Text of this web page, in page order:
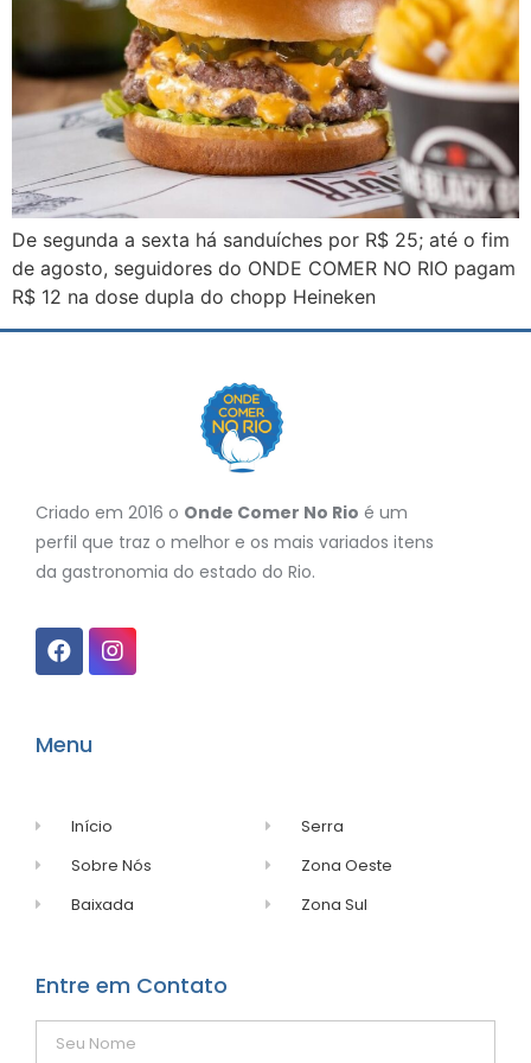
De segunda a sexta há sanduíches por R$ 25; até o fim
de agosto, seguidores do ONDE COMER NO RIO pagam
R$ 12 na dose dupla do chopp Heineken
Criado em 2016 o Onde Comer No Rio é um
perfil que traz o melhor e os mais variados itens
da gastronomia do estado do Rio.
Menu
Início
Sobre Nós
Baixada
Serra
Zona Oeste
Zona Sul
Entre em Contato